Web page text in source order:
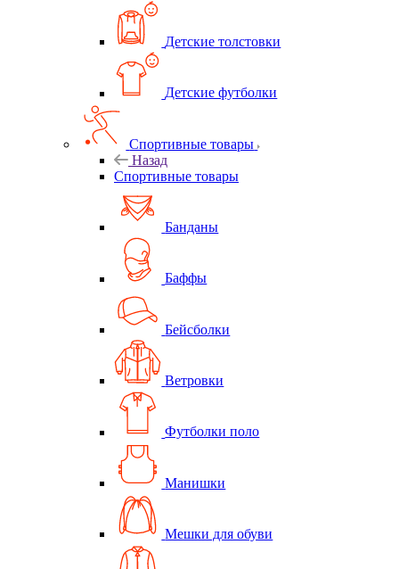
Детские толстовки
Детские футболки
Спортивные товары
Назад
Спортивные товары
Банданы
Баффы
Бейсболки
Ветровки
Футболки поло
Манишки
Мешки для обуви